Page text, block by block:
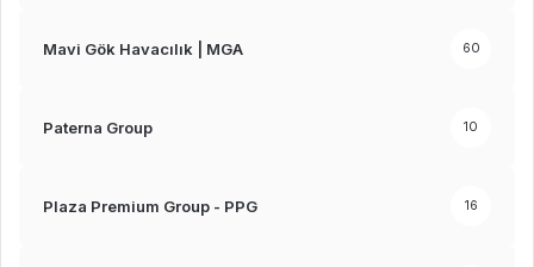
Mavi Gök Havacılık | MGA 60
Paterna Group 10
Plaza Premium Group - PPG 16